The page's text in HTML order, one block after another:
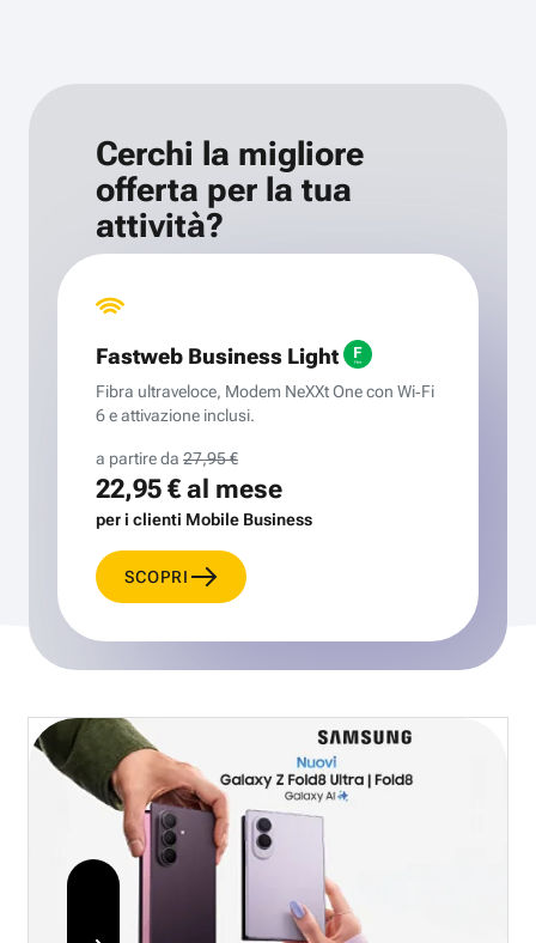
Cerchi la migliore
offerta per la tua
attività?
Fastweb Business Light
Fibra ultraveloce, Modem NeXXt One con Wi‑Fi
6 e attivazione inclusi.
a partire da 27,95 €
22,95 €al mese
per i clienti Mobile Business
SCOPRI